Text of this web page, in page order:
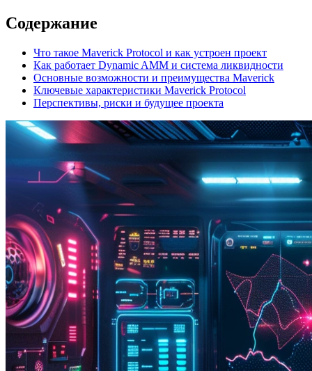
Содержание
Что такое Maverick Protocol и как устроен проект
Как работает Dynamic AMM и система ликвидности
Основные возможности и преимущества Maverick
Ключевые характеристики Maverick Protocol
Перспективы, риски и будущее проекта